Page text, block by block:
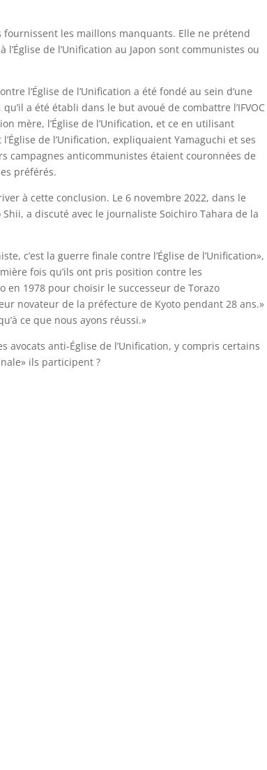
fournissent les maillons manquants. Elle ne prétend
de l’Unification au Japon sont communistes ou
l’Église de l’Unification a été fondé au sein d’une
a été établi dans le but avoué de combattre l’IFVOC
mère, l’Église de l’Unification, et ce en utilisant
de l’Unification, expliquaient Yamaguchi et ses
campagnes anticommunistes étaient couronnées de
préférés.
à cette conclusion. Le 6 novembre 2022, dans le
a discuté avec le journaliste Soichiro Tahara de la
c’est la guerre finale contre l’Église de l’Unification»,
fois qu’ils ont pris position contre les
en 1978 pour choisir le successeur de Torazo
novateur de la préfecture de Kyoto pendant 28 ans.»
ce que nous ayons réussi.»
anti-Église de l’Unification, y compris certains
ils participent ?